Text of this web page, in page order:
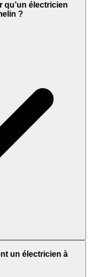
qu’un électricien
?
un électricien à